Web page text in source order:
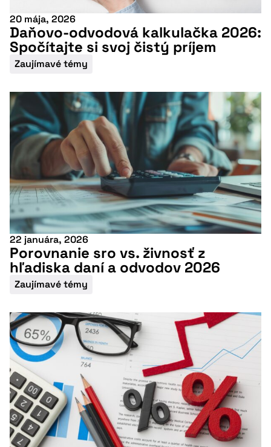
20 mája, 2026
Daňovo-odvodová kalkulačka 2026:
Spočítajte si svoj čistý príjem
Zaujímavé témy
22 januára, 2026
Porovnanie sro vs. živnosť z
hľadiska daní a odvodov 2026
Zaujímavé témy